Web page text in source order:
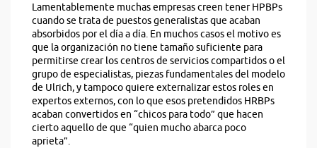
Lamentablemente muchas empresas creen tener HPBPs
cuando se trata de puestos generalistas que acaban
absorbidos por el día a día. En muchos casos el motivo es
que la organización no tiene tamaño suficiente para
permitirse crear los centros de servicios compartidos o el
grupo de especialistas, piezas fundamentales del modelo
de Ulrich, y tampoco quiere externalizar estos roles en
expertos externos, con lo que esos pretendidos HRBPs
acaban convertidos en “chicos para todo” que hacen
cierto aquello de que “quien mucho abarca poco
aprieta”.